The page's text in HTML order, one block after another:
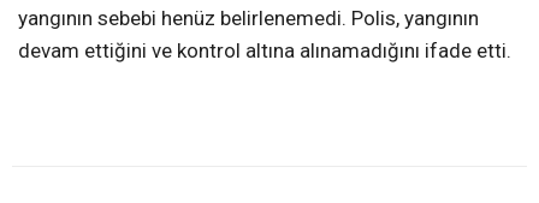
yangının sebebi henüz belirlenemedi. Polis, yangının
devam ettiğini ve kontrol altına alınamadığını ifade etti.